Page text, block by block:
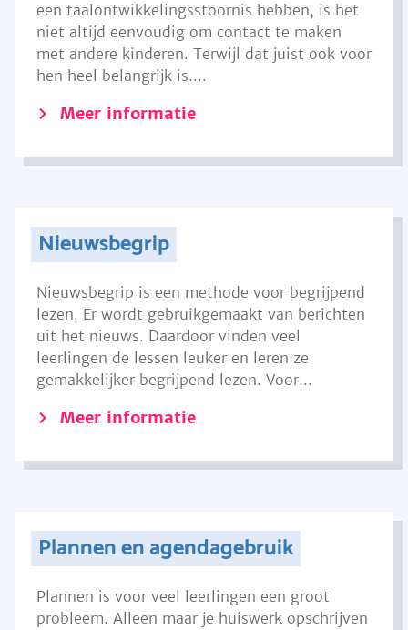
een taalontwikkelingsstoornis hebben, is het
niet altijd eenvoudig om contact te maken
met andere kinderen. Terwijl dat juist ook voor
hen heel belangrijk is....
Meer informatie
Nieuwsbegrip
Nieuwsbegrip is een methode voor begrijpend
lezen. Er wordt gebruikgemaakt van berichten
uit het nieuws. Daardoor vinden veel
leerlingen de lessen leuker en leren ze
gemakkelijker begrijpend lezen. Voor...
Meer informatie
Plannen en agendagebruik
Plannen is voor veel leerlingen een groot
probleem. Alleen maar je huiswerk opschrijven